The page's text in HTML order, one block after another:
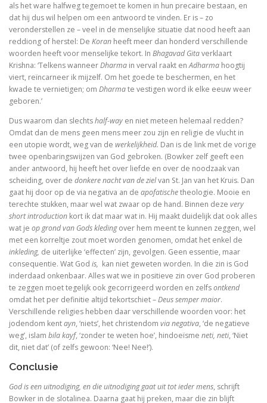
als het ware halfweg tegemoet te komen in hun precaire bestaan, en
dat hij dus wil helpen om een antwoord te vinden. Er is – zo
veronderstellen ze – veel in de menselijke situatie dat nood heeft aan
reddiong of herstel: De Koran heeft meer dan honderd verschillende
woorden heeft voor menselijke tekort. In Bhagavad Gitaverklaart
Krishna: ‘Telkens wanneerDharma in verval raakt enAdharma hoogtij
viert, reïncarneer ik mijzelf. Om het goede te beschermen, en het
kwade te vernietigen; om Dharmate vestigen word ik elke eeuw weer
geboren.’
Dus waarom dan slechtshalf-way en niet meteen helemaal redden?
Omdat dan de mens geen mens meer zou zijn en religie de vlucht in
een utopie wordt, weg van de werkelijkheid. Dan is de link met de vorige
twee openbaringswijzen van God gebroken. (Bowker zelf geeft een
ander antwoord, hij heeft het over liefde en over de noodzaak van
scheiding, over de donkere nacht van de zielvan St. Jan van het Kruis. Dan
gaat hij door op de via negativa an de apofatischetheologie. Mooie en
terechte stukken, maar wel wat zwaar op de hand. Binnen deze very
short introduction kort ik dat maar wat in. Hij maakt duidelijk dat ook alles
wat je op grond van Gods kledingover hem meent te kunnen zeggen, wel
met een korreltje zout moet worden genomen, omdat het enkel de
inkleding, de uiterlijke ‘effecten’ zijn, gevolgen. Geen essentie, maar
consequentie. Wat God is, kan niet geweten worden. In die zin is God
inderdaad onkenbaar. Alles wat we in positieve zin over God proberen
te zeggen moet tegelijk ook gecorrigeerd worden en zelfsontkend
omdat het per definitie altijd tekortschiet –Deus semper maior.
Verschillende religies hebben daar verschillende woorden voor: het
jodendom kentayn, ‘niets’, het christendom via negativa, ‘de negatieve
weg’, islam bila kayf, ‘zonder te weten hoe’, hindoeïsme neti, neti, ‘Niet
dit, niet dat’ (of zelfs gewoon: ‘Nee! Nee!’).
Conclusie
God is een uitnodiging, en die uitnodiging gaat uit tot ieder mens, schrijft
Bowker in de slotalinea. Daarna gaat hij preken, maar die zin blijft